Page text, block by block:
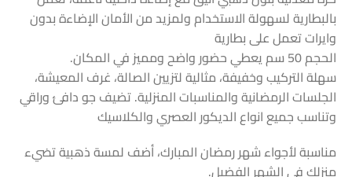
بالبطارية لسهولة الاستخدام ولمزيد من الأمان الإضاءة بدون
وايرات تعمل على بطارية
الحجم 50 سم يعطي حضور واضح ومميز في المكان.
سهلة التركيب وخفيفة، مثالية لتزيين الصالة، غرف المعيشة،
الجلسات الرمضانية والمناسبات المنزلية. تضيف جو دافئ وراقي
وتناسب جميع انواع الديكور العصري والكلاسيك
مناسبة لأجواء شهر رمضان المبارك، أضف لمسة ذهبية تضيء
منزلك في الشهر الفضيل.